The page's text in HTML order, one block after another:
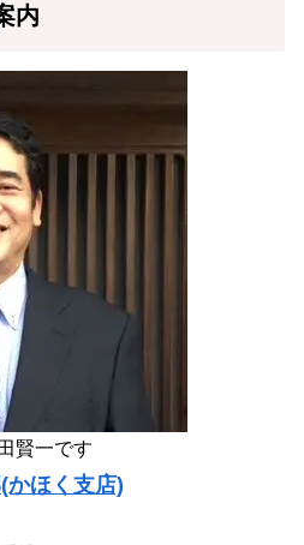
内
賢一です
かほく支店)